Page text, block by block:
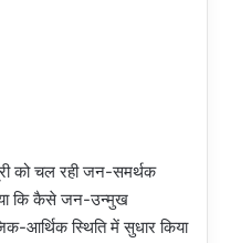
को चल रही जन-समर्थक
कि कैसे जन-उन्मुख
आर्थिक स्थिति में सुधार किया